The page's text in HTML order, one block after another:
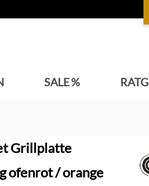
SALE %
Grillplatte
ofenrot / orange